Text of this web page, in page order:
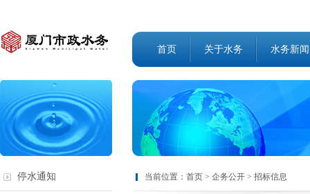
首页 关于水务 水务新闻
停水通知 当前位置： 首页 > 企务公开 > 招标信息